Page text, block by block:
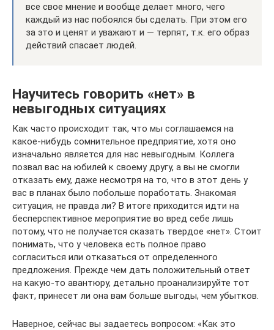
все свое мнение и вообще делает много, чего
каждый из нас побоялся бы сделать. При этом его
за это и ценят и уважают и — терпят, т.к. его образ
действий спасает людей.
Научитесь говорить «нет» в
невыгодных ситуациях
Как часто происходит так, что мы соглашаемся на
какое-нибудь сомнительное предприятие, хотя оно
изначально является для нас невыгодным. Коллега
позвал вас на юбилей к своему другу, а вы не смогли
отказать ему, даже несмотря на то, что в этот день у
вас в планах было побольше поработать. Знакомая
ситуация, не правда ли? В итоге приходится идти на
бесперспективное мероприятие во вред себе лишь
потому, что не получается сказать твердое «нет». Стоит
понимать, что у человека есть полное право
согласиться или отказаться от определенного
предложения. Прежде чем дать положительный ответ
на какую-то авантюру, детально проанализируйте тот
факт, принесет ли она вам больше выгоды, чем убытков.
Наверное, сейчас вы задаетесь вопросом: «Как это